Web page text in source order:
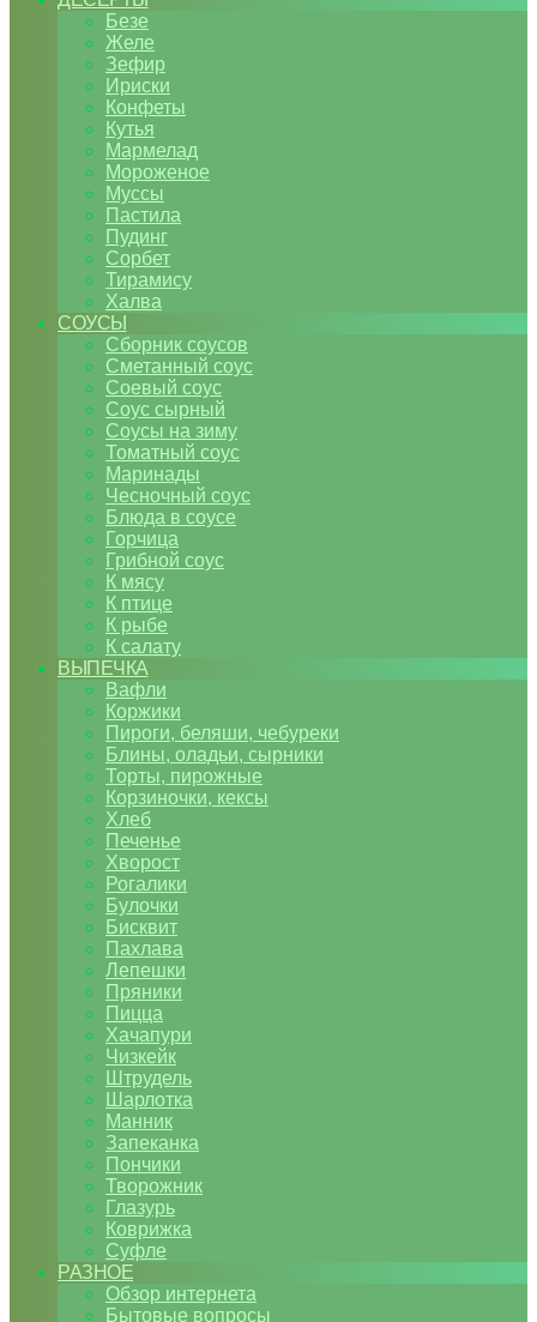
Безе
Желе
Зефир
Ириски
Конфеты
Кутья
Мармелад
Мороженое
Муссы
Пастила
Пудинг
Сорбет
Тирамису
Халва
СОУСЫ
Сборник соусов
Сметанный соус
Соевый соус
Соус сырный
Соусы на зиму
Томатный соус
Маринады
Чесночный соус
Блюда в соусе
Горчица
Грибной соус
К мясу
К птице
К рыбе
К салату
ВЫПЕЧКА
Вафли
Коржики
Пироги, беляши, чебуреки
Блины, оладьи, сырники
Торты, пирожные
Корзиночки, кексы
Хлеб
Печенье
Хворост
Рогалики
Булочки
Бисквит
Пахлава
Лепешки
Пряники
Пицца
Хачапури
Чизкейк
Штрудель
Шарлотка
Манник
Запеканка
Пончики
Творожник
Глазурь
Коврижка
Суфле
РАЗНОЕ
Обзор интернета
Бытовые вопросы